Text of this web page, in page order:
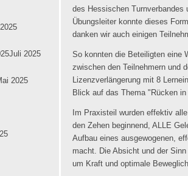
des Hessischen
Übungsleiter konnte dieses
danken wir auch einigen
So konnten die Beteiligten eine
zwischen den Teilnehmern und
Lizenzverlängerung mit 8
Blick auf das Thema "Rücken
Im Praxisteil wurden effektiv
den Zehen beginnend, ALLE
Aufbau eines ausgewogenen,
macht. Die Absicht und der
um Kraft und optimale
Juli 2025
2025